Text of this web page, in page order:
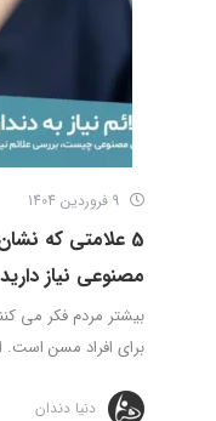
5 علامتی که
مصنوعی نیاز دارید
بیشتر مردم فکر می
برای افراد مسن است.
دنیا دندان